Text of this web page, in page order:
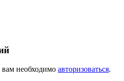
необходимо авторизоваться.